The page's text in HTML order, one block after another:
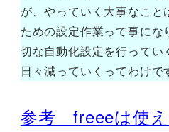
が、やっていく大事なこと
ための設定作業って事にな
切な自動化設定を行って
日々減っていくってわけで
参考 freeeは使え